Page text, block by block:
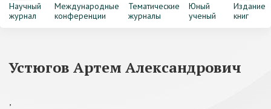
Научный
журнал
Международные
конференции
Тематические
журналы
Юный
ученый
Издание
книг
Устюгов Артем Александрович
,